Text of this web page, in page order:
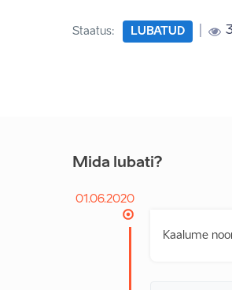
Staatus: LUBATUD
Mida lubati?
01.06.2020
Kaalume